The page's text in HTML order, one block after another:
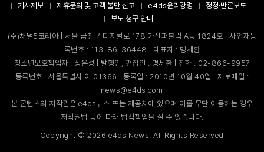
기사제보
제휴문의 및 고객 불만 신고 e4ds윤리강령
정정·반론보도
보도 청구 안내
(주)채널5코리아 | 서울 금천구 디지털로 178 가산퍼블릭 A동 1824호 | 사업자등
록번호 : 113-86-36448 | 대표자 : 명세환
청소년보호책임자 : 장은성 | 발행인, 편집인 : 명세환 | 전화 : 02-866-9957
등록번호 : 서울특별시 아 01366 | 등록일 : 2010년 10월 40일 | 제보메일 :
news@e4ds.com
본 콘텐츠의 저작권은 e4ds뉴스 또는 제공처에 있으며 이를 무단 이용하는 경우
저작권법 등에 따라 법적책임을 질 수 있습니다.
Copyright ©2026 e4ds News. All Rights Reserved